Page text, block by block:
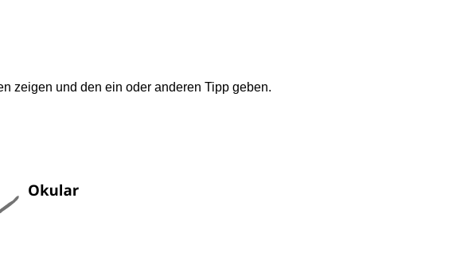
zeigen und den ein oder anderen Tipp geben.